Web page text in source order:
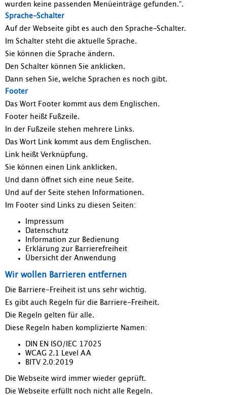
wurden keine passenden Menüeinträge gefunden.“.
Sprache-Schalter
Auf der Webseite gibt es auch den Sprache-Schalter.
Im Schalter steht die aktuelle Sprache.
Sie können die Sprache ändern.
Den Schalter können Sie anklicken.
Dann sehen Sie, welche Sprachen es noch gibt.
Footer
Das Wort Footer kommt aus dem Englischen.
Footer heißt Fußzeile.
In der Fußzeile stehen mehrere Links.
Das Wort Link kommt aus dem Englischen.
Link heißt Verknüpfung.
Sie können einen Link anklicken.
Und dann öffnet sich eine neue Seite.
Und auf der Seite stehen Informationen.
Im Footer sind Links zu diesen Seiten:
Impressum
Datenschutz
Information zur Bedienung
Erklärung zur Barrierefreiheit
Übersicht der Anwendung
Wir wollen Barrieren entfernen
Die Barriere-Freiheit ist uns sehr wichtig.
Es gibt auch Regeln für die Barriere-Freiheit.
Die Regeln gelten für alle.
Diese Regeln haben komplizierte Namen:
DIN EN ISO/IEC 17025
WCAG 2.1 Level AA
BITV 2.0:2019
Die Webseite wird immer wieder geprüft.
Die Webseite erfüllt noch nicht alle Regeln.